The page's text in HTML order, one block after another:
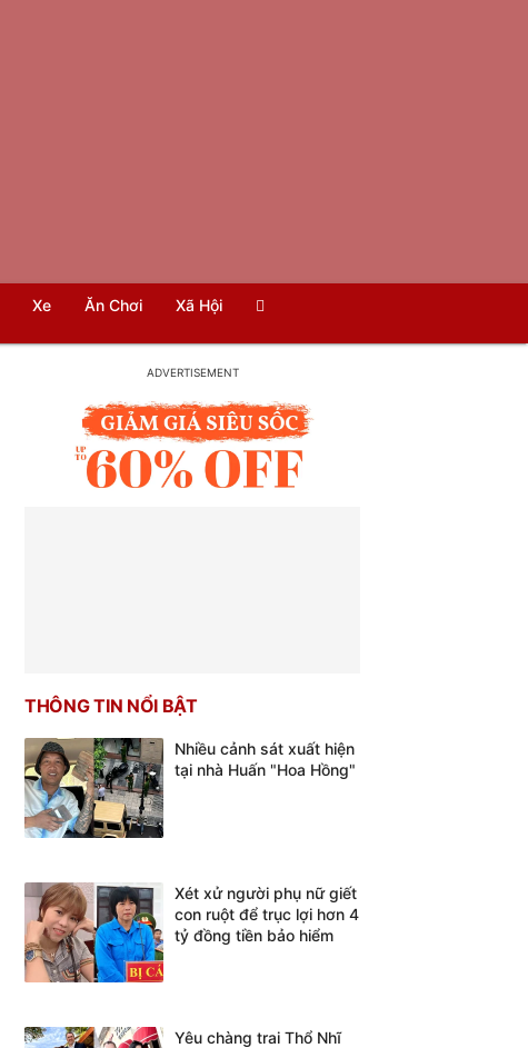
Xe Ăn Chơi Xã Hội
THÔNG TIN NỔI BẬT
Nhiều cảnh sát xuất hiện
tại nhà Huấn "Hoa Hồng"
Xét xử người phụ nữ giết
con ruột để trục lợi hơn 4
tỷ đồng tiền bảo hiểm
Yêu chàng trai Thổ Nhĩ